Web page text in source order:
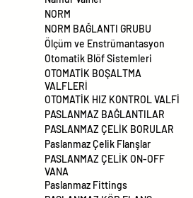
NORM
NORM BAĞLANTI GRUBU
Ölçüm ve Enstrümantasyon
Otomatik Blöf Sistemleri
OTOMATİK BOŞALTMA
VALFLERİ
OTOMATİK HIZ KONTROL VALFİ
PASLANMAZ BAĞLANTILAR
PASLANMAZ ÇELİK BORULAR
Paslanmaz Çelik Flanşlar
PASLANMAZ ÇELİK ON-OFF
VANA
Paslanmaz Fittings